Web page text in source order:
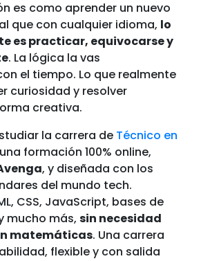
es como aprender un nuevo
que con cualquier idioma, lo
es practicar, equivocarse y
. La lógica la vas
el tiempo. Lo que realmente
curiosidad y resolver
creativa.
la carrera de Técnico en
formación 100% online,
, y diseñada con los
del mundo tech.
CSS, JavaScript, bases de
mucho más,sin necesidad
matemáticas. Una carrera
flexible y con salida